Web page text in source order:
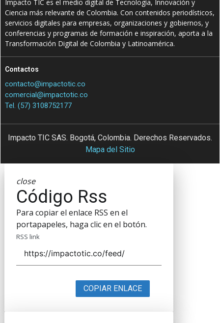
Impacto TIC es el medio digital de Tecnología, Innovación y
Ciencia más relevante de Colombia. Con contenidos periodísticos,
servicios digitales para empresas, organizaciones y gobiernos, y
conferencias y programas de formación e inspiración, aporta a la
Transformación Digital de Colombia y Latinoamérica.
Contactos
contacto@impactotic.co
comercial@impactotic.co
Tel. (57) 3108752177
Impacto TIC SAS. Bogotá, Colombia. Derechos Reservados.
Mapa del Sitio
close
Código Rss
Para copiar el enlace RSS en el
portapapeles, haga clic en el botón.
RSS link
COPIAR ENLACE